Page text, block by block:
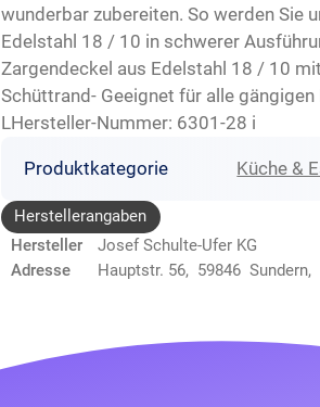
wunderbar zubereiten. So werden
Edelstahl 18 / 10 in schwerer
Zargendeckel aus Edelstahl 18 / 10
Schüttrand- Geeignet für alle
LHersteller-Nummer: 6301-28 i
Produktkategorie Küche &
Herstellerangaben
Hersteller
Josef Schulte-Ufer KG
Adresse
Hauptstr. 56, 59846 Sundern,